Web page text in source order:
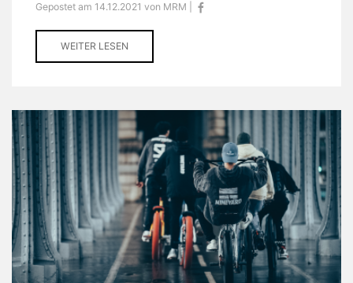
Gepostet am 14.12.2021 von MRM |
WEITER LESEN